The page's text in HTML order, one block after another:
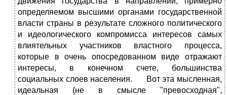
определяемом высшими органами государственной
власти страны в результате сложного политического
и идеологического компромисса интересов самых
влиятельных участников властного процесса,
которые в очень опосредованном виде отражают
интересы, в конечном счете, большинства
социальных слоев населения. Вот эта мысленная,
идеальная (не в смысле "превосходная",